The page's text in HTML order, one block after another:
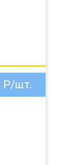
Р/шт.